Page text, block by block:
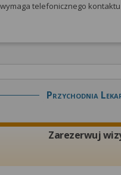
telefonicznego
Przychodnia
Zarezerwuj